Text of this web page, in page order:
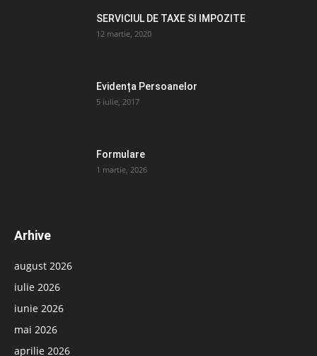
SERVICIUL DE TAXE SI IMPOZITE
12 martie, 2020
Evidența Persoanelor
5 iulie, 2017
Formulare
1 martie, 2026
Arhive
august 2026
iulie 2026
iunie 2026
mai 2026
aprilie 2026